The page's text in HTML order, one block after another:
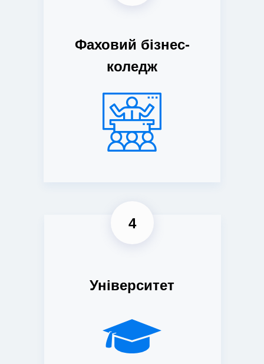
Фаховий бізнес-
коледж
4
Університет